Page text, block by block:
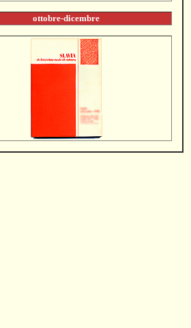
ottobre-dicembre